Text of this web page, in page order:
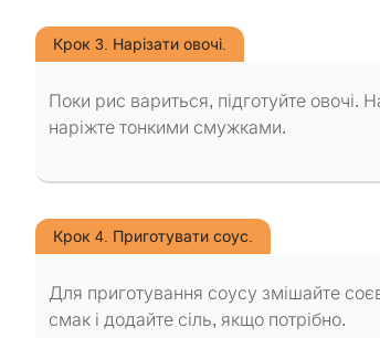
Крок 3. Нарізати овочі.
Поки рис вариться, підготуйте овочі.
наріжте тонкими смужками.
Крок 4. Приготувати соус.
Для приготування соусу змішайте
смак і додайте сіль, якщо потрібно.